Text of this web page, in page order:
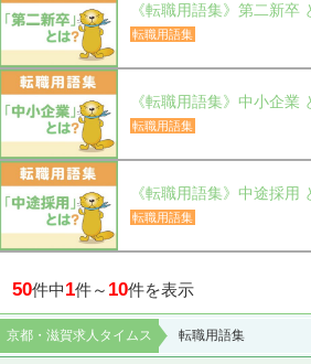
《転職用語集》第二新卒
転職用語集
《転職用語集》中小企業
転職用語集
《転職用語集》中途採用
転職用語集
50件中1件～ 10件を表示
京都・滋賀求人タイムス 転職用語集